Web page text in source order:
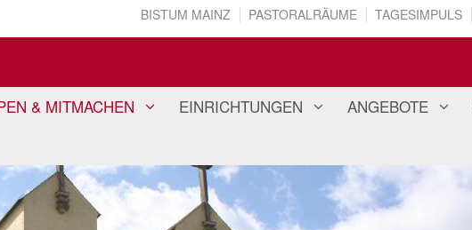
BISTUM MAINZ PASTORALRÄUME TAGESIMPULS
& MITMACHEN EINRICHTUNGEN ANGEBOTE